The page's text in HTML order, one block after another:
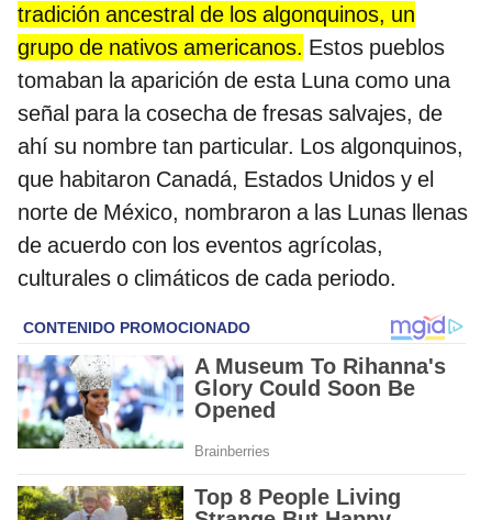
tradición ancestral de los algonquinos, un
grupo de nativos americanos. Estos pueblos
tomaban la aparición de esta Luna como una
señal para la cosecha de fresas salvajes, de
ahí su nombre tan particular. Los algonquinos,
que habitaron Canadá, Estados Unidos y el
norte de México, nombraron a las Lunas llenas
de acuerdo con los eventos agrícolas,
culturales o climáticos de cada periodo.